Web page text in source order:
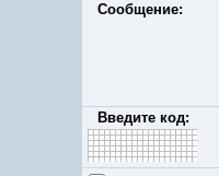
Сообщение:
Введите код: